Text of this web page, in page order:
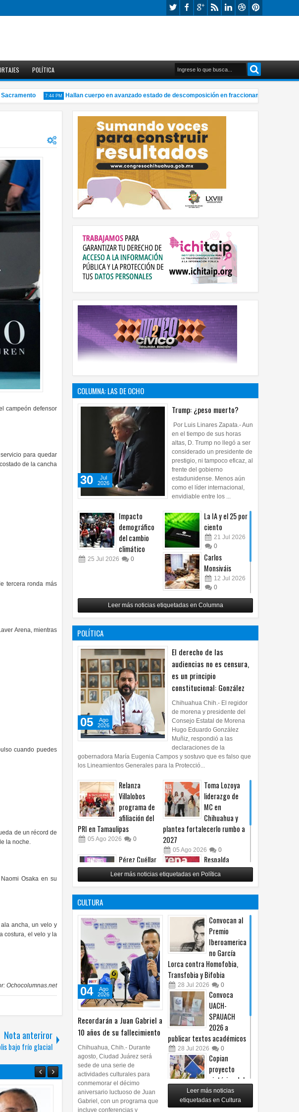
POLÍTICA
7:44 PM Hallan cuerpo en avanzado estado de descomposición en fraccionamiento
campeón defensor
para quedar
de la cancha
tercera ronda más
Arena, mientras
cuando puedes
de un récord de
la noche.
Osaka en su
ancha, un velo y
costura, el velo y la
Ochocolumnas.net
Nota anteriror
bajo frío glacial
COLUMNA: LAS DE OCHO
Trump: ¿peso muerto?
30
Jul
2026
Por Luis Linares Zapata.- Aun
en el tiempo de sus horas
altas, D. Trump no llegó a ser
considerado un presidente de
prestigio, ni tampoco eficaz, al
frente del gobierno
estadunidense. Menos aún
como el líder internacional,
envidiable entre los ...
Impacto
demográfico
del cambio
climático
25 Jul 2026 0
La IA y el 25 por
ciento
21 Jul 2026
0
Carlos
Monsiváis
12 Jul 2026
0
Revuelo en la
inteligencia
artificial
0
Leer más noticias etiquetadas en Columna
POLÍTICA
El derecho de las
audiencias no es censura,
es un principio
constitucional: González
05
Ago
2026
Chihuahua Chih.- El regidor
de morena y presidente del
Consejo Estatal de Morena
Hugo Eduardo González
Muñiz, respondió a las
declaraciones de la
gobernadora María Eugenia Campos y sostuvo que es falso que
los Lineamientos Generales para la Protecció...
Relanza
Villalobos
programa de
afiliación del
PRI en Tamaulipas
05 Ago 2026 0
Toma Lozoya
liderazgo de
MC en
Chihuahua y
plantea fortalecerlo rumbo a
2027
05 Ago 2026 0
Pérez Cuéllar
asegura que
denuncia en su
contra no
procederá
04Ago 2026 0
Respalda
Morena
Chihuahua
propuesta
audiencias
2026 0
Leer más noticias etiquetadas en Política
CULTURA
Recordarán a Juan Gabriel a
10 años de su fallecimiento
04
Ago
2026
Chihuahua, Chih.- Durante
agosto, Ciudad Juárez será
sede de una serie de
actividades culturales para
conmemorar el décimo
aniversario luctuoso de Juan
Gabriel, con un programa que
incluye conferencias y
Convocan al
Premio
Iberoamerica
no García
Lorca contra Homofobia,
Transfobia y Bifobia
28 Jul 2026 0
Convoca
UACH-
SPAUACH
2026 a
publicar textos académicos
28 Jul 2026 0
Copian
proyecto
pictórico del
exalcalde
Juan Blanco
Leer más noticias
etiquetadas en Cultura